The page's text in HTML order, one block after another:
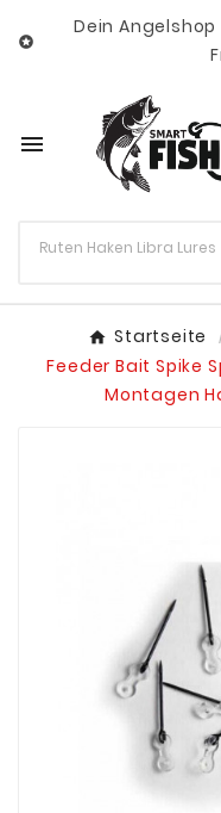

Dein

Startseite
Feeder Bait Spike
Montagen